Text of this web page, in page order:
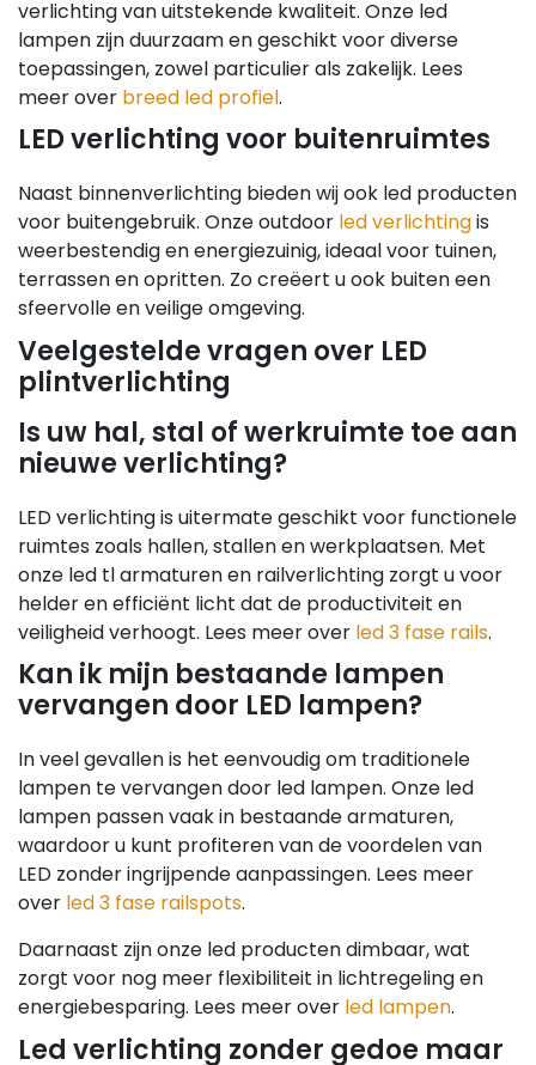
verlichting van uitstekende kwaliteit. Onze led
lampen zijn duurzaam en geschikt voor diverse
toepassingen, zowel particulier als zakelijk. Lees
meer over breed led profiel.
LED verlichting voor buitenruimtes
Naast binnenverlichting bieden wij ook led producten
voor buitengebruik. Onze outdoor led verlichtingis
weerbestendig en energiezuinig, ideaal voor tuinen,
terrassen en opritten. Zo creëert u ook buiten een
sfeervolle en veilige omgeving.
Veelgestelde vragen over LED
plintverlichting
Is uw hal, stal of werkruimte toe aan
nieuwe verlichting?
LED verlichting is uitermate geschikt voor functionele
ruimtes zoals hallen, stallen en werkplaatsen. Met
onze led tl armaturen en railverlichting zorgt u voor
helder en efficiënt licht dat de productiviteit en
veiligheid verhoogt. Lees meer over led 3 fase rails.
Kan ik mijn bestaande lampen
vervangen door LED lampen?
In veel gevallen is het eenvoudig om traditionele
lampen te vervangen door led lampen. Onze led
lampen passen vaak in bestaande armaturen,
waardoor u kunt profiteren van de voordelen van
LED zonder ingrijpende aanpassingen. Lees meer
over led 3 fase railspots.
Daarnaast zijn onze led producten dimbaar, wat
zorgt voor nog meer flexibiliteit in lichtregeling en
energiebesparing. Lees meer over led lampen.
Led verlichting zonder gedoe maar